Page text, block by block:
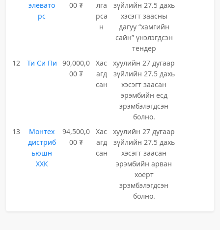
элевато
рс
00 ₮
лга
рса
н
зүйлийн 27.5 дахь
хэсэгт заасны
дагуу “хамгийн
сайн” үнэлэгдсэн
тендер
12
Ти Си Пи
90,000,0
00 ₮
Хас
агд
сан
хуулийн 27 дугаар
зүйлийн 27.5 дахь
хэсэгт заасан
эрэмбийн есд
эрэмбэлэгдсэн
болно.
13
Монтех
дистриб
ьюшн
ХХК
94,500,0
00 ₮
Хас
агд
сан
хуулийн 27 дугаар
зүйлийн 27.5 дахь
хэсэгт заасан
эрэмбийн арван
хоёрт
эрэмбэлэгдсэн
болно.